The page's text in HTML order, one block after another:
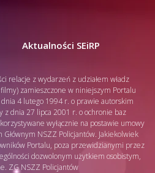
Aktualności SEiRP
relacje z wydarzeń z udziałem władz
zamieszczone w niniejszym Portalu
4 lutego 1994 r. o prawie autorskim
z dnia 27 lipca 2001 r. o ochronie baz
wyłącznie na postawie umowy
NSZZ Policjantów. Jakiekolwiek
Portalu, poza przewidzianymi przez
dozwolonym użytkiem osobistym,
ZG NSZZ Policjantów